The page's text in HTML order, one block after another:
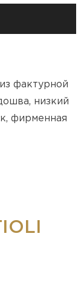
фактурной
низкий
фирменная